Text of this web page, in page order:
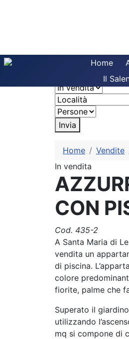
Home
Il
Invia
Home Vendite
In vendita
CON
Cod. 435-2
A Santa Maria di
vendita un
di piscina.
colore
fiorite, palme che
Superato il
utilizzando
mq si compone di